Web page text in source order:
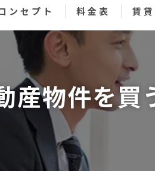
ンセプト 料金表 賃
産物件を買